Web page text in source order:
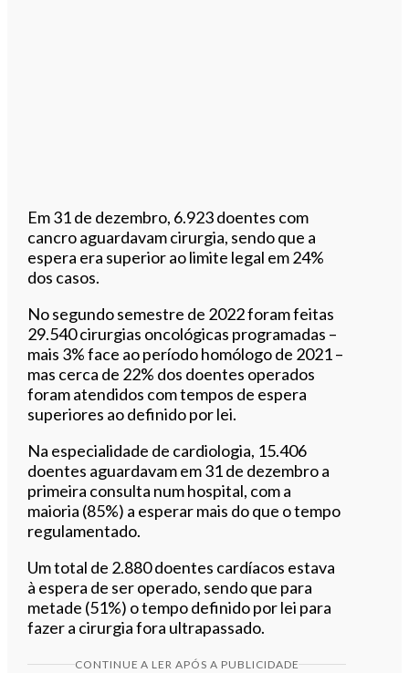
Em 31 de dezembro, 6.923 doentes com
cancro aguardavam cirurgia, sendo que a
espera era superior ao limite legal em 24%
dos casos.
No segundo semestre de 2022 foram feitas
29.540 cirurgias oncológicas programadas –
mais 3% face ao período homólogo de 2021 –
mas cerca de 22% dos doentes operados
foram atendidos com tempos de espera
superiores ao definido por lei.
Na especialidade de cardiologia, 15.406
doentes aguardavam em 31 de dezembro a
primeira consulta num hospital, com a
maioria (85%) a esperar mais do que o tempo
regulamentado.
Um total de 2.880 doentes cardíacos estava
à espera de ser operado, sendo que para
metade (51%) o tempo definido por lei para
fazer a cirurgia fora ultrapassado.
CONTINUE A LER APÓS A PUBLICIDADE